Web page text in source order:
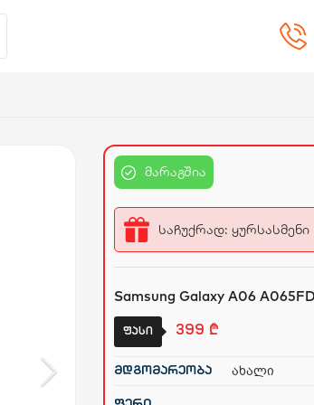
მარაგშია
საჩუქრად: ყურსასმენი
Samsung Galaxy A06
ფასი 399 ₾
მდგომარეობა ახალი